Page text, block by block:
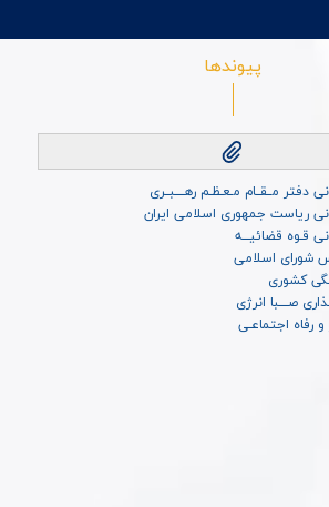
پیوندها
دفتر مــقــام مـعـظـم رهــــبــری
ریاست جمهوری اسلامی ایران
قـوه قضائیـــه
اسلامی
کشوری
صــــبا انرژی
و رفاه اجتماعـی